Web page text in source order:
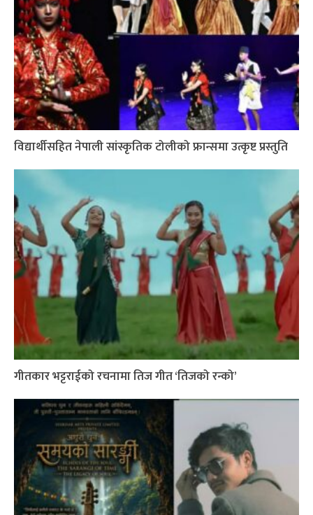
विद्यार्थीसहित नेपाली सांस्कृतिक टोलीको फ्रान्समा उत्कृष्ट प्रस्तुति
गीतकार भट्टराईको रचनामा तिज गीत ‘तिजको रन्को’